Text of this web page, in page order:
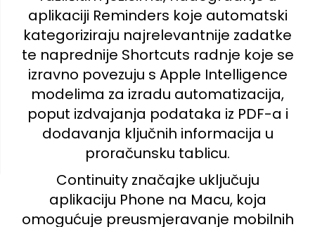
aplikaciji Reminders koje automatski
kategoriziraju najrelevantnije zadatke
te naprednije Shortcuts radnje koje se
izravno povezuju s Apple Intelligence
modelima za izradu automatizacija,
poput izdvajanja podataka iz PDF-a i
dodavanja ključnih informacija u
proračunsku tablicu.
Continuity značajke uključuju
aplikaciju Phone na Macu, koja
omogućuje preusmjeravanje mobilnih